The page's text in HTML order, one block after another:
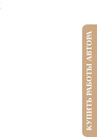
КУПИТЬ РАБОТЫ АВТОРА